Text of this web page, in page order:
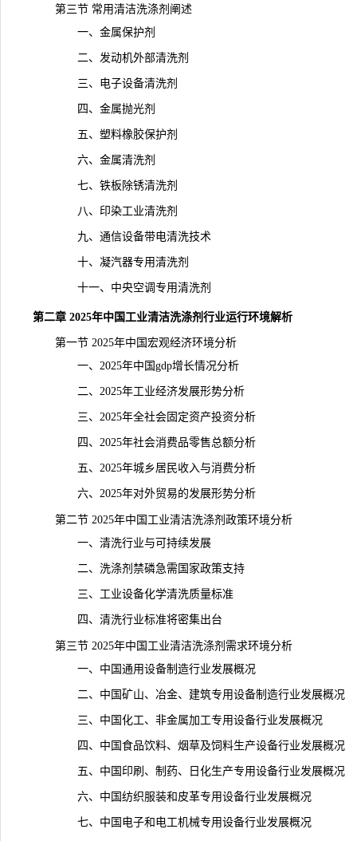
第三节 常用清洁洗涤剂阐述
一、金属保护剂
二、发动机外部清洗剂
三、电子设备清洗剂
四、金属抛光剂
五、塑料橡胶保护剂
六、金属清洗剂
七、铁板除锈清洗剂
八、印染工业清洗剂
九、通信设备带电清洗技术
十、凝汽器专用清洗剂
十一、中央空调专用清洗剂
第二章 2025年中国工业清洁洗涤剂行业运行环境解析
第一节 2025年中国宏观经济环境分析
一、2025年中国gdp增长情况分析
二、2025年工业经济发展形势分析
三、2025年全社会固定资产投资分析
四、2025年社会消费品零售总额分析
五、2025年城乡居民收入与消费分析
六、2025年对外贸易的发展形势分析
第二节 2025年中国工业清洁洗涤剂政策环境分析
一、清洗行业与可持续发展
二、洗涤剂禁磷急需国家政策支持
三、工业设备化学清洗质量标准
四、清洗行业标准将密集出台
第三节 2025年中国工业清洁洗涤剂需求环境分析
一、中国通用设备制造行业发展概况
二、中国矿山、冶金、建筑专用设备制造行业发展概况
三、中国化工、非金属加工专用设备行业发展概况
四、中国食品饮料、烟草及饲料生产设备行业发展概况
五、中国印刷、制药、日化生产专用设备行业发展概况
六、中国纺织服装和皮革专用设备行业发展概况
七、中国电子和电工机械专用设备行业发展概况